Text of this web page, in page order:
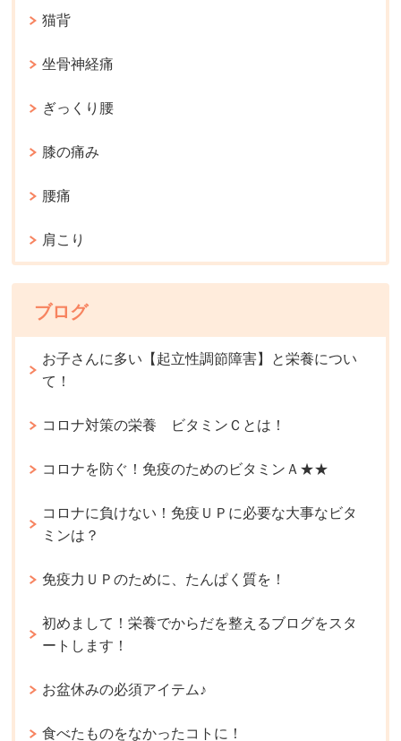
猫背
坐骨神経痛
ぎっくり腰
膝の痛み
腰痛
肩こり
ブログ
お子さんに多い【起立性調節障害】と栄養につい
て！
コロナ対策の栄養 ビタミンＣとは！
コロナを防ぐ！免疫のためのビタミンＡ★★
コロナに負けない！免疫ＵＰに必要な大事なビタ
ミンは？
免疫力ＵＰのために、たんぱく質を！
初めまして！栄養でからだを整えるブログをスタ
ートします！
お盆休みの必須アイテム♪
食べたものをなかったコトに！